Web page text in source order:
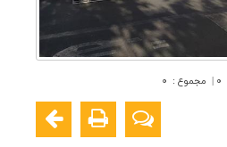
۰ | مجموع : ۰